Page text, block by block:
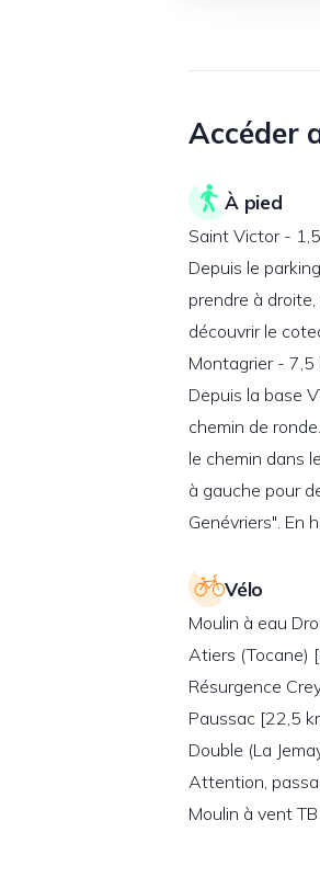
Accéder
À pied
Saint Victor -
Depuis le
prendre à
découvrir le
Montagrier - 7,5
Depuis la base
chemin de
le chemin dans
à gauche pour
Genévriers". En
Vélo
Moulin à eau
Atiers (Tocane)
Résurgence
Paussac [22,5
Double (La
Attention,
Moulin à vent